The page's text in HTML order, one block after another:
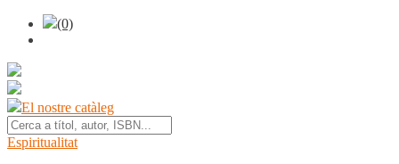
(0)
El nostre catàleg
Espiritualitat